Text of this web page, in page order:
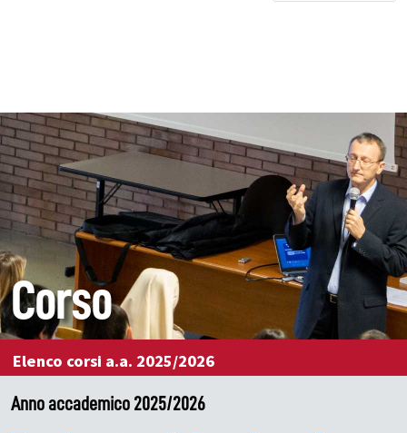
Corso
Elenco corsi a.a. 2025/2026
Anno accademico 2025/2026